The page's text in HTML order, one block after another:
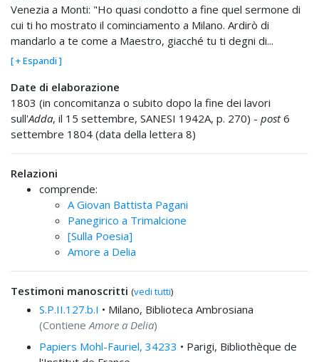
Venezia a Monti: "Ho quasi condotto a fine quel sermone di
cui ti ho mostrato il cominciamento a Milano. Ardirò di
mandarlo a te come a Maestro, giacché tu ti degni di...
[ + Espandi ]
Date di elaborazione
1803 (in concomitanza o subito dopo la fine dei lavori
sull'Adda, il 15 settembre, SANESI 1942A, p. 270) - post6
settembre 1804 (data della lettera 8)
Relazioni
comprende:
A Giovan Battista Pagani
Panegirico a Trimalcione
[Sulla Poesia]
Amore a Delia
Testimoni manoscritti (vedi tutti)
S.P.II.127.b.I • Milano, Biblioteca Ambrosiana
(ContieneAmore a Delia)
Papiers Mohl-Fauriel, 34233 • Parigi, Bibliothèque de